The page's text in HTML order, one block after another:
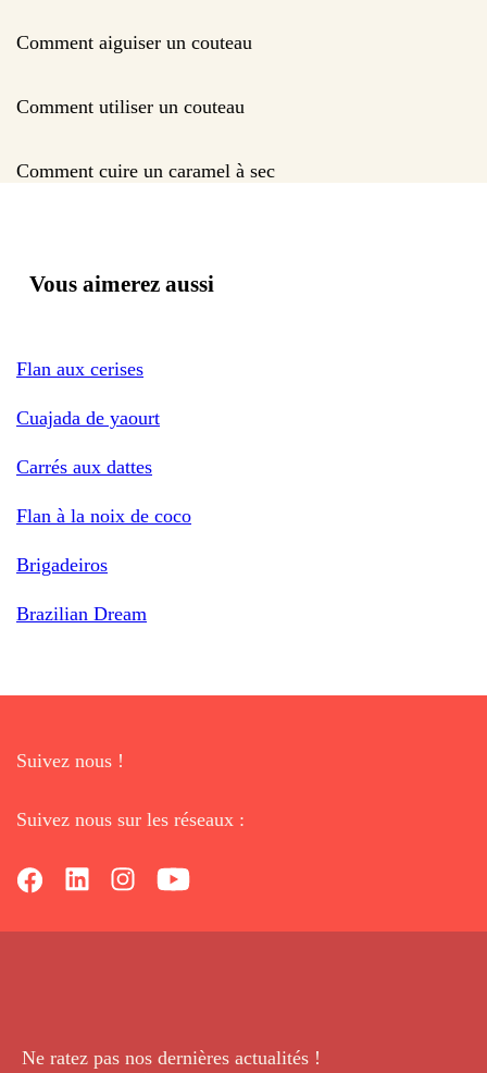
Comment aiguiser un couteau
Comment utiliser un couteau
Comment cuire un caramel à sec
Vous aimerez aussi
Flan aux cerises
Cuajada de yaourt
Carrés aux dattes
Flan à la noix de coco
Brigadeiros
Brazilian Dream
Suivez nous !
Suivez nous sur les réseaux :
Ne ratez pas nos dernières actualités !